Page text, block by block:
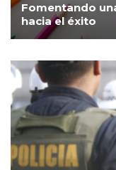
Fomentando
hacia el éxito